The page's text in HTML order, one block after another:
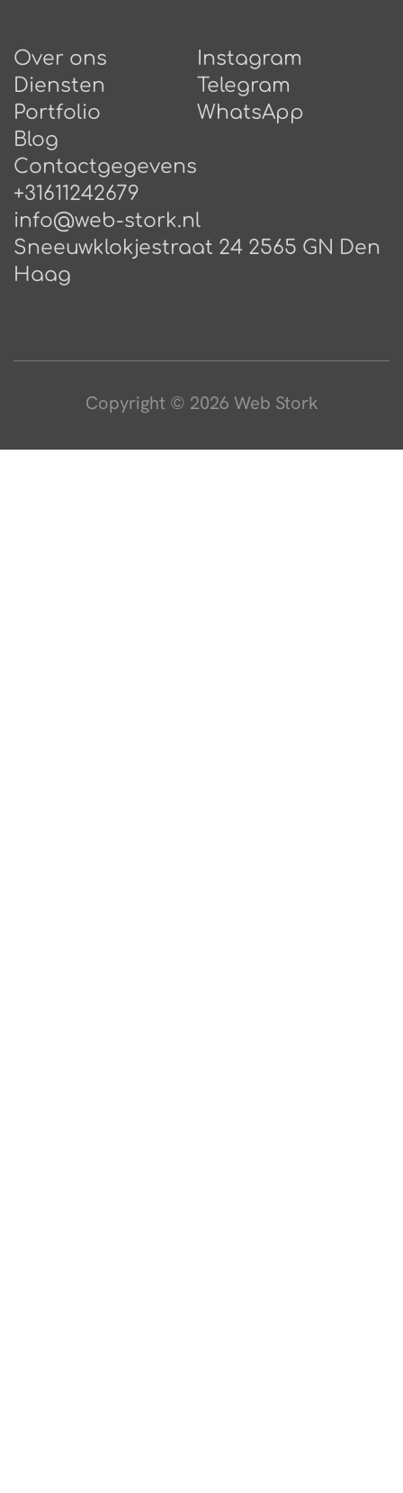
Over ons
Diensten
Portfolio
Blog
Сontactgegevens
Instagram
Telegram
WhatsApp
+31611242679
info@web-stork.nl
Sneeuwklokjestraat 24 2565 GN Den
Haag
Copyright © 2026 Web Stork